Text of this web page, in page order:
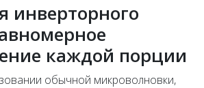
инверторного
каждой порции
обычной микроволновки,